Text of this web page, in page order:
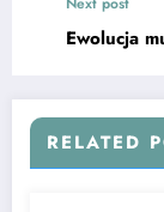
Ewolucja
RELATED